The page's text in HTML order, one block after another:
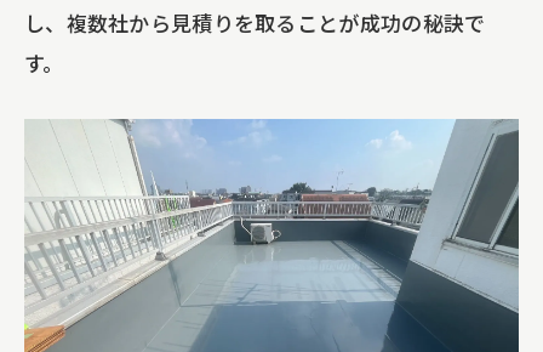
し、複数社から見積りを取ることが成功の秘訣で
す。